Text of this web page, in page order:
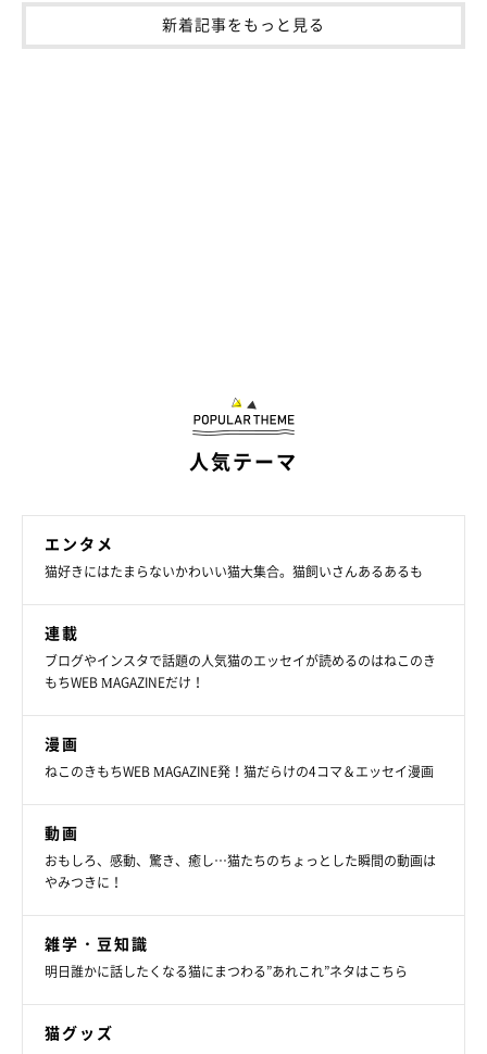
※写真は「いぬ・ねこのきもちアプリ」で投稿されたものです。
文／雨宮カイ
新着記事をもっと見る
人気テーマ
エンタメ
猫好きにはたまらないかわいい猫大集合。猫飼いさんあるあるも
連載
ブログやインスタで話題の人気猫のエッセイが読めるのはねこのき
もちWEB MAGAZINEだけ！
漫画
ねこのきもちWEB MAGAZINE発！猫だらけの4コマ＆エッセイ漫画
動画
おもしろ、感動、驚き、癒し…猫たちのちょっとした瞬間の動画は
やみつきに！
雑学・豆知識
明日誰かに話したくなる猫にまつわる”あれこれ”ネタはこちら
猫グッズ